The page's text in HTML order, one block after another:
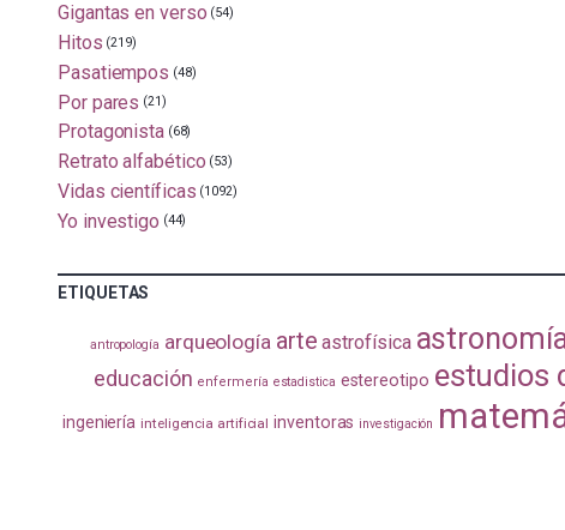
Gigantas en verso (54)
Hitos (219)
Pasatiempos (48)
Por pares (21)
Protagonista (68)
Retrato alfabético (53)
Vidas científicas (1092)
Yo investigo (44)
ETIQUETAS
antropología arqueología arte astrofísica
educación enfermería estadistica estereotipo estudios
ingeniería inteligencia artificial inventoras investigación